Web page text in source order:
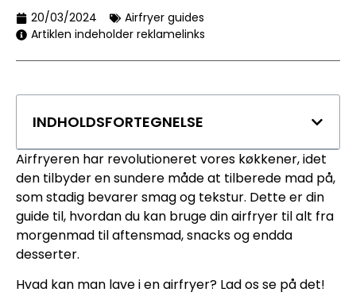
20/03/2024
Airfryer guides
Artiklen indeholder reklamelinks
INDHOLDSFORTEGNELSE
Airfryeren har revolutioneret vores køkkener, idet
den tilbyder en sundere måde at tilberede mad på,
som stadig bevarer smag og tekstur. Dette er din
guide til, hvordan du kan bruge din airfryer til alt fra
morgenmad til aftensmad, snacks og endda
desserter.
Hvad kan man lave i en airfryer? Lad os se på det!